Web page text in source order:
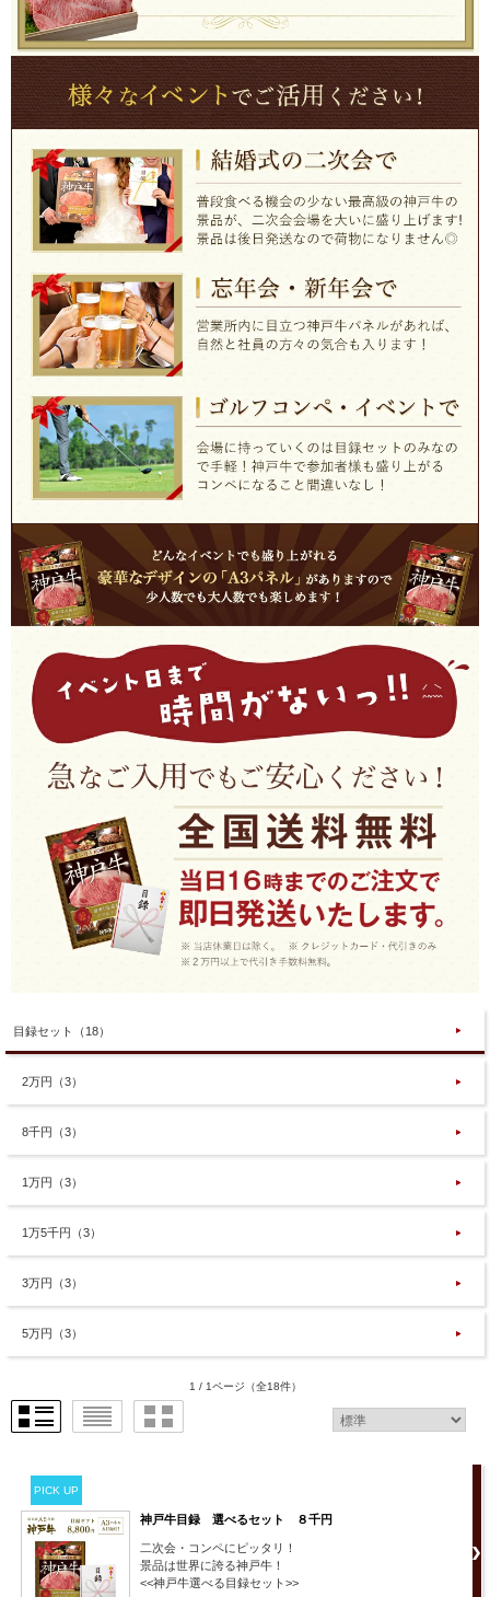
目録セット（18）
2万円（3）
8千円（3）
1万円（3）
1万5千円（3）
3万円（3）
5万円（3）
1 / 1ページ （全18件）
PICK UP
神戸牛目録 選べるセット ８千円
二次会・コンペにピッタリ！
景品は世界に誇る神戸牛！
<<神戸牛選べる目録セット>>